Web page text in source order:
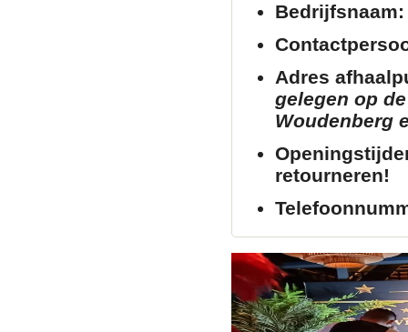
Bedrijfsnaam:
Adres
gelegen op
Woudenberg
retourneren!